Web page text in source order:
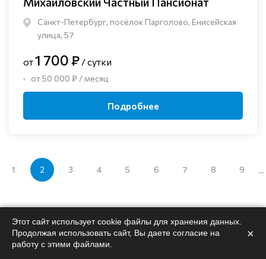
Санкт-Петербург, посёлок Парголово, Енисейская
улица, 57
от1 700 ₽ / сутки
от 50 000 ₽ / месяц
Подробнее
1 2 3 4 5 6 7 8 9 …
Поможемподобрать
Этот сайт использует cookie файлы для хранения данных.
Продолжая использовать сайт, Вы даете согласие на
работу с этими файлами.
×